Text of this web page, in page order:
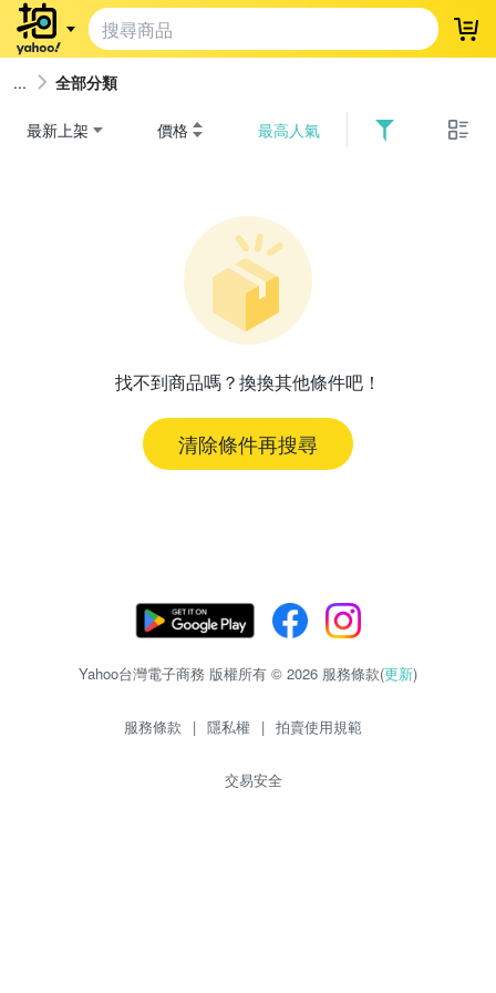
登
全部分類
最新上架 價格 最高人氣
找不到商品嗎？換換其他條件吧！
清除條件再搜尋
Yahoo台灣電子商務 版權所有 © 2026 服務條款(更新)
服務條款 | 隱私權 | 拍賣使用規範
交易安全